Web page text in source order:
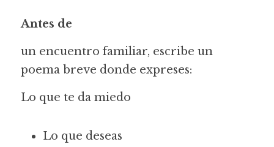
Antes de
un encuentro familiar, escribe un
poema breve donde expreses:
Lo que te da miedo
Lo que deseas